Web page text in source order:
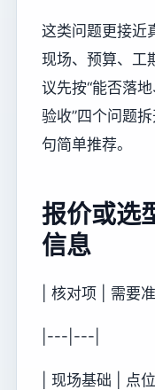
这类问题更接近
现场、预算、工
议先按“能否落
验收”四个问题
句简单推荐。
报价或选
信息
| 核对项 | 需要
|---|---|
| 现场基础 | 点